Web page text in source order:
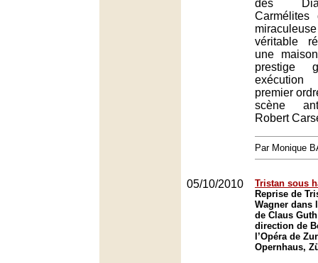
des
véritable
une
prestige
premier
scène
Robert
Par Monique
05/10/2010
Tristan sous
Reprise de
Wagner dans
de Claus
direction de
l’Opéra de
Opernhaus,